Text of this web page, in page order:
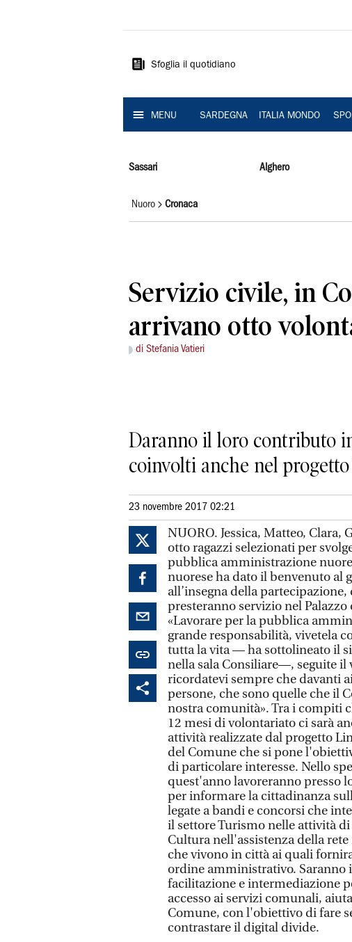
Sardegna
Sfoglia il quotidiano
MENU SARDEGNA ITALIA MONDO
Sassari Alghero
Nuoro Cronaca
Servizio civile, in
arrivano otto
di Stefania Vatieri
Daranno il loro contributo
coinvolti anche nel
23 novembre 2017 02:21
NUORO. Jessica, Matteo, Clara,
otto ragazzi selezionati per
pubblica amministrazione
nuorese ha dato il benvenuto al
all’insegna della
presteranno servizio nel
«Lavorare per la pubblica
grande responsabilità, vivetela
tutta la vita — ha sottolineato il
nella sala Consiliare—, seguite
ricordatevi sempre che davanti
persone, che sono quelle che il
nostra comunità». Tra i compiti
12 mesi di volontariato ci sarà
attività realizzate dal progetto
del Comune che si pone
di particolare interesse. Nello
quest'anno lavoreranno presso
per informare la cittadinanza
legate a bandi e concorsi che
il settore Turismo nelle attività
Cultura nell'assistenza della
che vivono in città ai quali
ordine amministrativo. Saranno
facilitazione e intermediazione
accesso ai servizi comunali,
Comune, con l'obiettivo di fare
contrastare il digital divide.